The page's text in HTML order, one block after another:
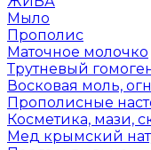
Мыло
Прополис
Маточное молочко
Трутневый
Восковая моль,
Прополисные
Косметика, мази,
Мед крымский